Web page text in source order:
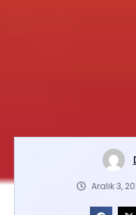
Aralık 3,